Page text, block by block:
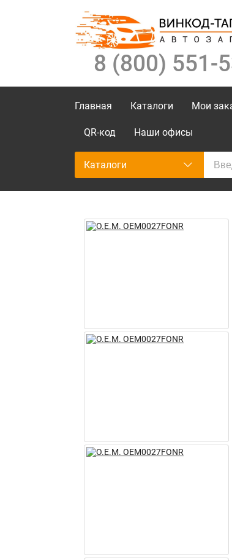
8 (800) 551-
Главная Каталоги Мои
QR-код Наши офисы
Каталоги